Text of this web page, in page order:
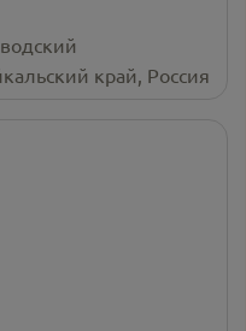
край, Россия